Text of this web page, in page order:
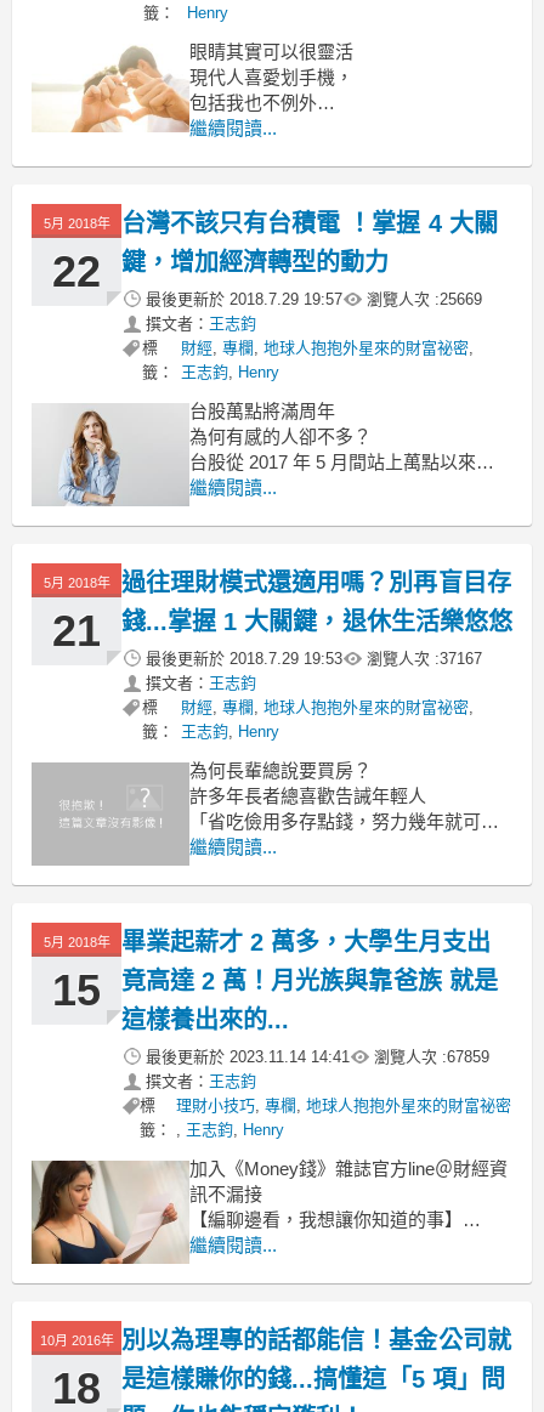
籤：
Henry
眼睛其實可以很靈活
現代人喜愛划手機，
包括我也不例外
但有時候想想，
轉動呢？
繼續閱讀...
5月 2018年
22
台灣不該只有台積電 ！掌握 4 大關
鍵，增加經濟轉型的動力
最後更新於 2018.7.29 19:57 瀏覽人次 :25669
撰文者： 王志鈞
標
籤：
財經,專欄 ,地球人抱抱外星來的財富祕密,
王志鈞, Henry
台股萬點將滿周年
為何有感的人卻不多？
台股從 2017 年 5 月間站上萬點以來，
已經歷時十個月仍在萬點之上，
繼續閱讀...
5月 2018年
21
過往理財模式還適用嗎？別再盲目存
錢...掌握 1 大關鍵，退休生活樂悠悠
最後更新於 2018.7.29 19:53 瀏覽人次 :37167
撰文者： 王志鈞
標
籤：
財經,專欄 ,地球人抱抱外星來的財富祕密,
王志鈞, Henry
為何長輩總說要買房？
許多年長者總喜歡告誡年輕人
「省吃儉用多存點錢，努力幾年就可以
買房子了。」
總會說：「還是好好活在當下，享受當
下。」
繼續閱讀...
5月 2018年
15
畢業起薪才 2 萬多，大學生月支出
竟高達 2 萬！月光族與靠爸族 就是
這樣養出來的...
最後更新於 2023.11.14 14:41 瀏覽人次 :67859
撰文者： 王志鈞
標
籤：
理財小技巧, 專欄 , 地球人抱抱外星來的財富祕密
, 王志鈞, Henry
加入《Money錢》雜誌官方line＠財經資
訊不漏接
【編聊邊看，我想讓你知道的事】
許多台灣的年輕人都沒有理財的習慣，
族」。關鍵問題則出在家長的教養觀念
上，有沒有從小培養孩子「儲蓄習慣」
很重要......
繼續閱讀...
10月 2016年
18
別以為理專的話都能信！基金公司就
是這樣賺你的錢...搞懂這「5 項」問